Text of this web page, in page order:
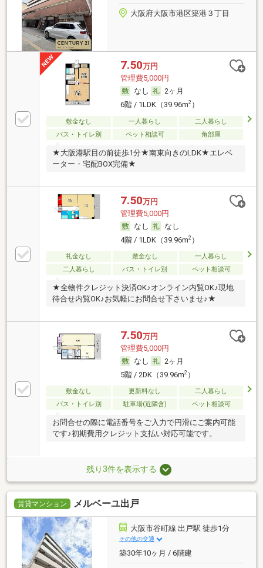
大阪府大阪市港区築港３丁目
7.50万円
管理費5,000円
なし
2ヶ月
6階 / 1LDK（39.96m2）
敷金なし 一人暮らし
二人暮らし
バス・トイレ別
ペット相談可 角部屋
★大阪港駅目の前徒歩1分★南東向きのLDK★エレベ
ーター・宅配BOX完備★
7.50万円
管理費5,000円
なし
なし
4階 / 1LDK（39.96m2）
礼金なし 敷金なし
一人暮らし
二人暮らし
バス・トイレ別 ペット相談可
★全物件クレジット決済OK♪オンライン内覧OK♪現地
待合せ内覧OK♪お気軽にお問合せ下さいませ♪★
7.50万円
管理費5,000円
なし
2ヶ月
5階 / 2DK（39.96m2）
敷金なし 更新料なし
二人暮らし
バス・トイレ別
駐車場(近隣含) ペット相談可
お問合せの際に電話番号をご入力で円滑にご案内可能
です♪初期費用クレジット支払い対応可能です。
残り3件を表示する
賃貸マンション メルベーユ出戸
大阪市谷町線 出戸駅 徒歩1分
その他の交通
築30年10ヶ月 / 6階建